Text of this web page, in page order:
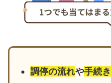
調停の流れや手続き